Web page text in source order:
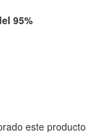
95%
este producto